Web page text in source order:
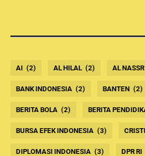
AI (2) AL HILAL (2) AL NASSR
BANK INDONESIA (2) BANTEN (2)
BERITA BOLA (2) BERITA
BURSA EFEK INDONESIA (3)
DIPLOMASI INDONESIA (3) DPR RI